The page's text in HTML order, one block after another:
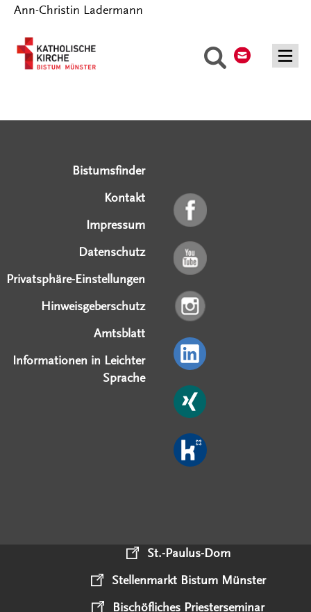
Suche
Ann-Christin Ladermann
Bistumsfinder
Kontakt
Impressum
Datenschutz
Privatsphäre-Einstellungen
Hinweisgeberschutz
Amtsblatt
Informationen in Leichter
Sprache
St.-Paulus-Dom
Stellenmarkt Bistum Münster
Bischöfliches Priesterseminar